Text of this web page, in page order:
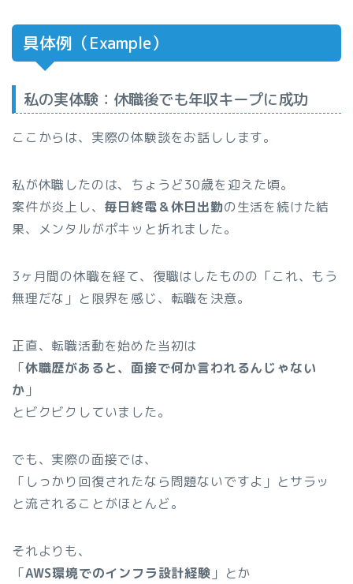
具体例（Example）
私の実体験：休職後でも年収キープに成功
ここからは、実際の体験談をお話しします。
私が休職したのは、ちょうど30歳を迎えた頃。
案件が炎上し、 毎日終電＆休日出勤の生活を続けた結
果、メンタルがポキッと折れました。
3ヶ月間の休職を経て、復職はしたものの「これ、もう
無理だな」と限界を感じ、転職を決意。
正直、転職活動を始めた当初は
「休職歴があると、面接で何か言われるんじゃない
か 」
とビクビクしていました。
でも、実際の面接では、
「しっかり回復されたなら問題ないですよ」とサラッ
と流されることがほとんど。
それよりも、
「AWS環境でのインフラ設計経験 」とか